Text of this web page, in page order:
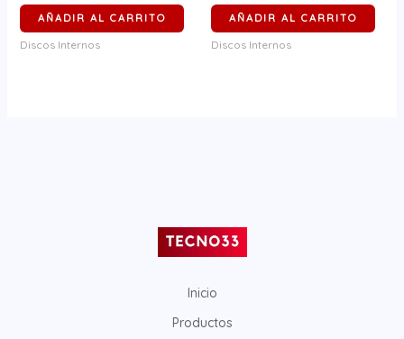
AÑADIR AL CARRITO
Discos Internos
AÑADIR AL CARRITO
Discos Internos
Inicio
Productos